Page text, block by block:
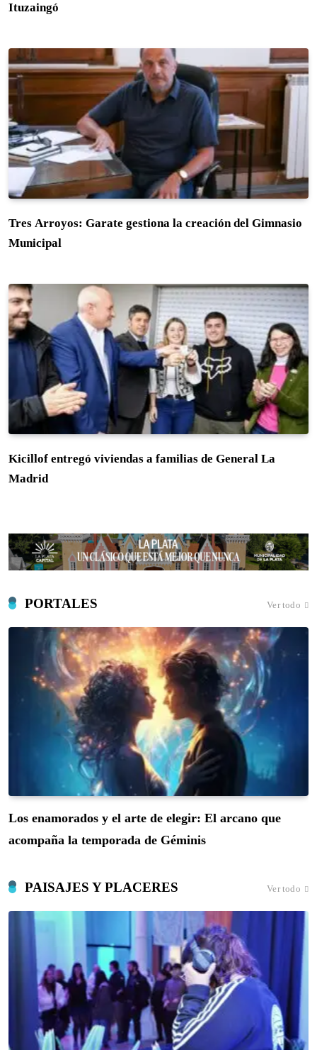
Ituzaingó
Tres Arroyos: Garate gestiona la creación del Gimnasio
Municipal
Kicillof entregó viviendas a familias de General La
Madrid
Ver todo
PORTALES
Los enamorados y el arte de elegir: El arcano que
acompaña la temporada de Géminis
Ver todo
PAISAJES Y PLACERES